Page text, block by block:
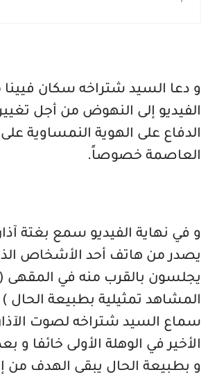
و دعا السيد شتراخه سكان فيينا
الفيديو إلى النهوض من أجل
الدفاع على الهوية النمساوية
العاصمة خصوصاً.
و في نهاية الفيديو سمع بغتة
يصدر من هاتف أحد الأشخاص
يجلسون بالقرب منه في المقهى
المشاهد تمثيلية بطبيعة الحال )
سماع السيد شتراخه لصوت
الأخير في الوهلة الأولى خائفا و
و بطبيعة الحال يبقى الهدف من